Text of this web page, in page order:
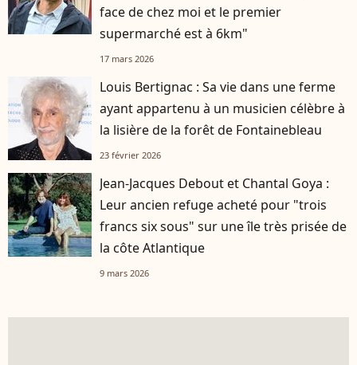
face de chez moi et le premier
supermarché est à 6km"
17 mars 2026
Louis Bertignac : Sa vie dans une ferme
ayant appartenu à un musicien célèbre à
la lisière de la forêt de Fontainebleau
23 février 2026
Jean-Jacques Debout et Chantal Goya :
Leur ancien refuge acheté pour "trois
francs six sous" sur une île très prisée de
la côte Atlantique
9 mars 2026